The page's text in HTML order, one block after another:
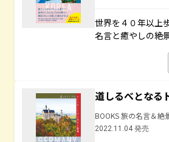
世界を４０年以上
名言と癒やしの絶
道しるべとなる
BOOKS 旅の名言＆絶
2022.11.04 発売